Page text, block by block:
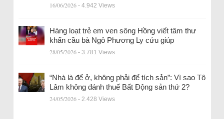
16/06/2026 - 4.942 Views
Hàng loạt trẻ em ven sông Hồng viết tâm thư
khẩn cầu bà Ngô Phương Ly cứu giúp
28/05/2026 - 3.781 Views
“Nhà là để ở, không phải để tích sản”: Vì sao Tô
Lâm không đánh thuế Bất Động sản thứ 2?
24/05/2026 - 2.428 Views